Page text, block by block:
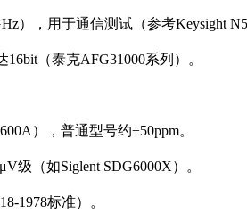
），用于通信测试（参考Keysight
（泰克AFG31000系列）。
），普通型号约±50ppm。
级（如Siglent SDG6000X）。
1978标准）。